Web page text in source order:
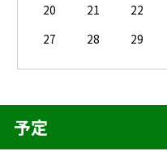
20
21 22
27
28 29
予定